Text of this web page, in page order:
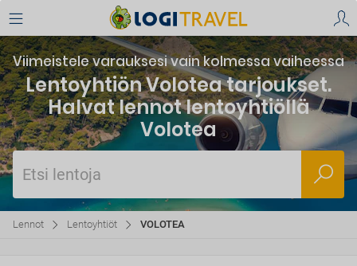
Viimeistele varauksesi vain kolmessa vaiheessa
Lentoyhtiön Volotea tarjoukset.
Halvat lennot lentoyhtiöllä
Volotea
Etsi lentoja
Lennot Lentoyhtiöt VOLOTEA